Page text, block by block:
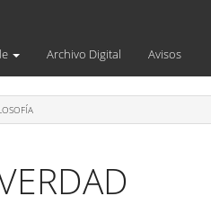
Archivo Digital Avisos